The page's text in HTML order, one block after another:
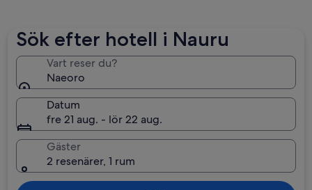
Sök efter hotell i Nauru
Vart reser du?
Naeoro
Datum
fre 21 aug. - lör 22 aug.
Gäster
2 resenärer, 1 rum